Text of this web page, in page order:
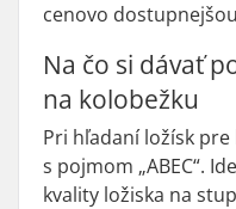
cenovo
Na čo si dávať
na kolobežku
Pri hľadaní ložísk
s pojmom „ABEC“.
kvality ložiska na